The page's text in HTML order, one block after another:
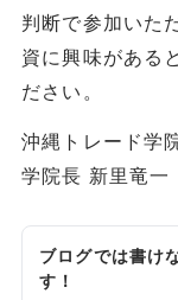
判断で参加いた
資に興味がある
ださい。
沖縄トレード学
学院長 新里竜一
ブログでは書け
す！